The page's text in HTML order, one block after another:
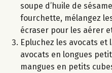
soupe d’huile de
fourchette, mélangez
écraser pour les aérer
Epluchez les avocats et
avocats en longues
mangues en petits